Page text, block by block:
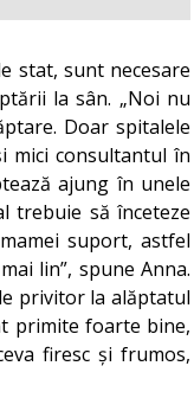
stat, sunt necesare
la sân. „Noi nu
Doar spitalele
mici consultantul în
ajung în unele
trebuie să înceteze
suport, astfel
lin”, spune Anna.
privitor la alăptatul
primite foarte bine,
firesc și frumos,